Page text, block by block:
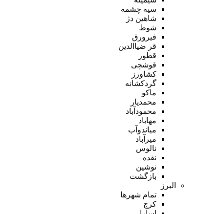
سیه چشمه
شاهین دژ
شوط
فیرورق
قر ضیاالدین
قطور
قوشچی
کشاورز
گردکشانه
ماکو
محمدیار
محمودآباد
مهاباد
میاندوآب
میرآباد
نالوس
نقده
نوشین
بازگشت
البرز
تمام شهر‌ها
کرج